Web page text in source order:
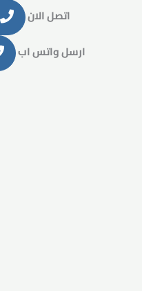
اتصل الان
ارسل واتس اب